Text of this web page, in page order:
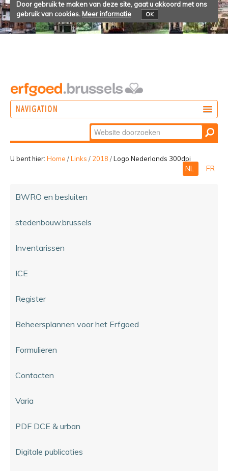
Door gebruik te maken van deze site, gaat u akkoord met ons
gebruik van cookies. Meer informatie OK
NAVIGATION
Zoek
Geavanceerd
zoeken...
U bent hier: Home /Links / 2018 /Logo Nederlands 300dpi
NL FR
BWRO en besluiten
stedenbouw.brussels
Inventarissen
ICE
Register
Beheersplannen voor het Erfgoed
Formulieren
Contacten
Varia
PDF DCE & urban
Digitale publicaties